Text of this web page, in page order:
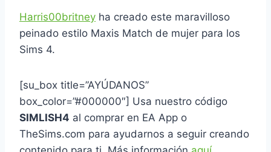
Harris00britney ha creado este maravilloso
peinado estilo Maxis Match de mujer para los
Sims 4.
[su_box title=”AYÚDANOS”
box_color=”#000000″] Usa nuestro código
SIMLISH4 al comprar en EA App o
TheSims.com para ayudarnos a seguir creando